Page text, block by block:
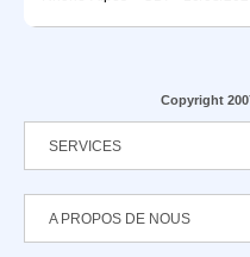
Copyright
SERVICES
A PROPOS DE NOUS